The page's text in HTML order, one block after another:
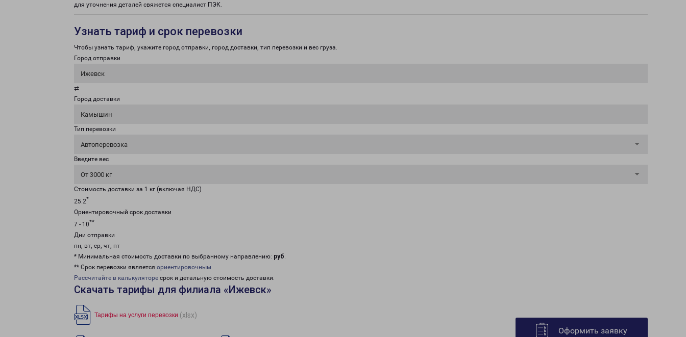
для уточнения деталей свяжется специалист ПЭК.
Узнать тариф и срок перевозки
Чтобы узнать тариф, укажите город отправки, город доставки, тип перевозки и вес груза.
Город отправки
Ижевск
⇄
Город доставки
Камышин
Тип перевозки
Автоперевозка
Введите вес
От 3000 кг
Стоимость доставки за 1 кг (включая НДС)
25.2*
Ориентировочный срок доставки
7 - 10**
Дни отправки
пн, вт, ср, чт, пт
* Минимальная стоимость доставки по выбранному направлению: руб.
** Срок перевозки является ориентировочным
Рассчитайте в калькуляторе срок и детальную стоимость доставки.
Скачать тарифы для филиала «Ижевск»
Тарифы на услуги перевозки (xlsx)
Оформить заявку